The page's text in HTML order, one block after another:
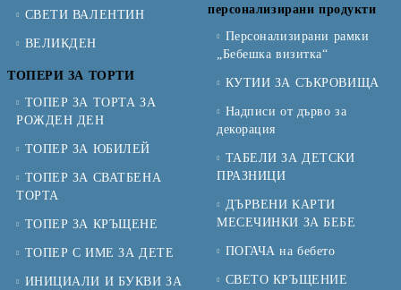
СВЕТИ ВАЛЕНТИН
ВЕЛИКДЕН
ТОПЕРИ ЗА ТОРТИ
ТОПЕР ЗА ТОРТА ЗА
РОЖДЕН ДЕН
ТОПЕР ЗА ЮБИЛЕЙ
ТОПЕР ЗА СВАТБЕНА
ТОРТА
ТОПЕР ЗА КРЪЩЕНЕ
ТОПЕР С ИМЕ ЗА ДЕТЕ
ИНИЦИАЛИ И БУКВИ ЗА
персонализирани продукти
Персонализирани рамки
„Бебешка визитка“
КУТИИ ЗА СЪКРОВИЩА
Надписи от дърво за
декорация
ТАБЕЛИ ЗА ДЕТСКИ
ПРАЗНИЦИ
ДЪРВЕНИ КАРТИ
МЕСЕЧИНКИ ЗА БЕБЕ
ПОГАЧА на бебето
СВЕТО КРЪЩЕНИЕ